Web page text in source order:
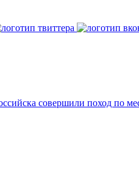
совершили поход по